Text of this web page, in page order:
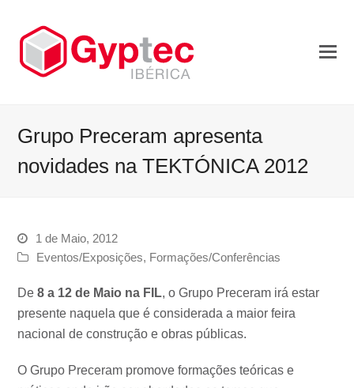
Grupo Preceram apresenta
novidades na TEKTÓNICA 2012
1 de Maio, 2012
Eventos/Exposições, Formações/Conferências
De8 a 12 de Maio na FIL, o Grupo Preceram irá estar
presente naquela que é considerada a maior feira
nacional de construção e obras públicas.
O Grupo Preceram promove formações teóricas e